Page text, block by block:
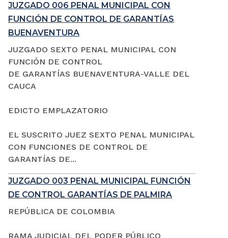
JUZGADO 006 PENAL MUNICIPAL CON
FUNCIÓN DE CONTROL DE GARANTÍAS
BUENAVENTURA
JUZGADO SEXTO PENAL MUNICIPAL CON
FUNCIÓN DE CONTROL
DE GARANTÍAS BUENAVENTURA-VALLE DEL
CAUCA
EDICTO EMPLAZATORIO
EL SUSCRITO JUEZ SEXTO PENAL MUNICIPAL
CON FUNCIONES DE CONTROL DE
GARANTÍAS DE...
JUZGADO 003 PENAL MUNICIPAL FUNCIÓN
DE CONTROL GARANTÍAS DE PALMIRA
REPÚBLICA DE COLOMBIA
RAMA JUDICIAL DEL PODER PÚBLICO